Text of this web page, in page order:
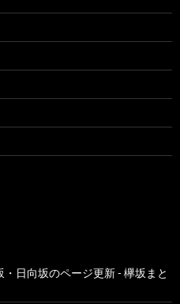
・日向坂のページ更新 - 欅坂まと